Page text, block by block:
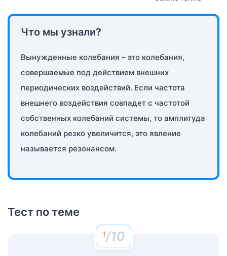
Что мы узнали?
Вынужденные колебания – это колебания,
совершаемые под действием внешних
периодических воздействий. Если частота
внешнего воздействия совпадет с частотой
собственных колебаний системы, то амплитуда
колебаний резко увеличится, это явление
называется резонансом.
Тест по теме
/10